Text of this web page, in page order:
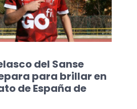
del Sanse
para brillar en
de España de